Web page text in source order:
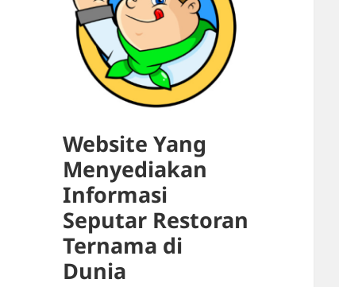
Website Yang
Menyediakan
Informasi
Seputar Restoran
Ternama di
Dunia